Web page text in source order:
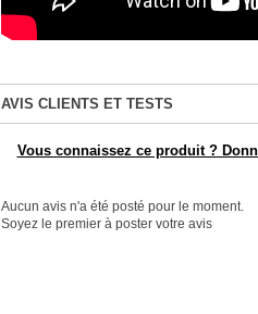
AVIS CLIENTS ET TESTS
Vous connaissez ce produit ?
Aucun avis n'a été posté pour le moment.
Soyez le premier à poster votre avis